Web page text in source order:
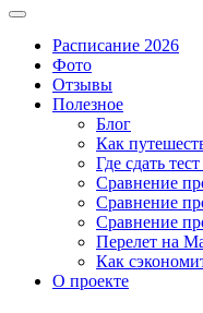
Расписание 2026
Фото
Отзывы
Полезное
Блог
Как
Где сдать
Сравнение
Сравнение
Сравнение
Перелет на
Как
О проекте